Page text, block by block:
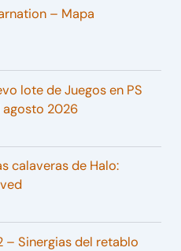
– Mapa
lote de Juegos en PS
agosto 2026
calaveras de Halo:
– Sinergias del retablo